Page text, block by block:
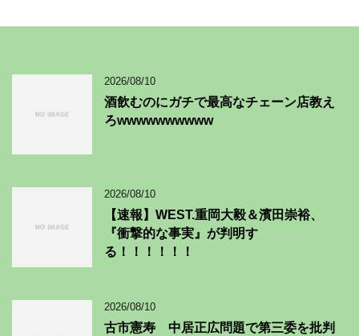
2026/08/10
酒飲むのにガチで最高なチェーン店教え
ろwwwwwwwwww
2026/08/10
【速報】WEST.重岡大毅＆濱田崇裕、
『衝撃的な事実』が判明す
る！！！！！！
2026/08/10
古市憲寿 中居正広問題で第三委を批判